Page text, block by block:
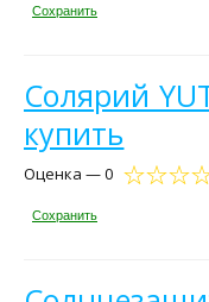
Сохранить
Солярий
купить
Оценка — 0
Сохранить